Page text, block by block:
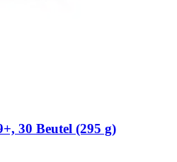
30 Beutel (295 g)